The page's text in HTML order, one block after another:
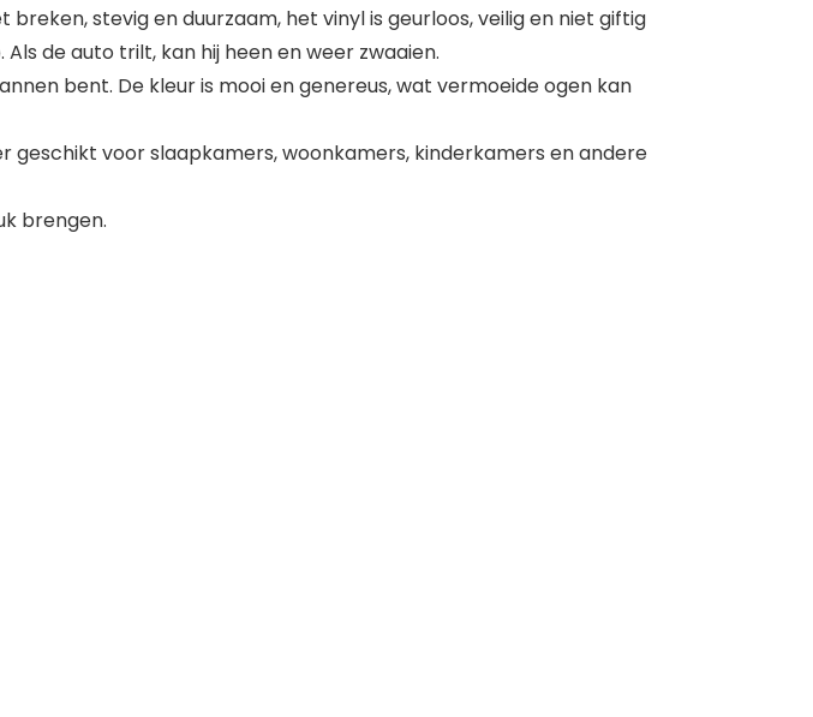
stevig en duurzaam, het vinyl is geurloos, veilig en niet giftig
de auto trilt, kan hij heen en weer zwaaien.
bent. De kleur is mooi en genereus, wat vermoeide ogen kan
geschikt voor slaapkamers, woonkamers, kinderkamers en andere
brengen.